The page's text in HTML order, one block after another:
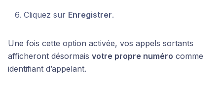
Cliquez sur Enregistrer.
Une fois cette option activée, vos appels sortants
afficheront désormais votre propre numéro comme
identifiant d’appelant.